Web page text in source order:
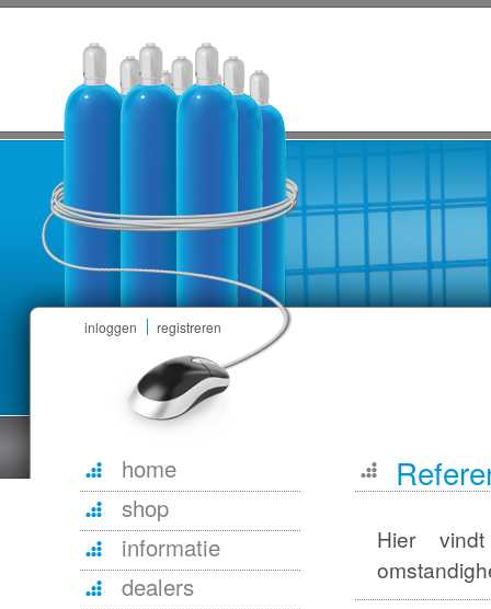
inloggen registreren
home
shop
informatie
dealers
Hier